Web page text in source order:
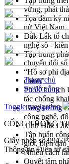
vững, phát
Tọa đàm kỷ
nữ Việt Nam
Đắk Lắk tổ
nghệ số -
Tập trung
chuyển đổi
“Hồ sơ phi
chính”
Phó Chủ tịch
tác chống
Tăng cường
công nghệ,
Tỉnh Đắk Lắk
Tập huấn
giới, biển đảo
Nhiều cách
Quyết tâm
Trang chủ
Sơ đồ cổng
Toggle navigation
CỔNG THÔNG
Giấy phép số 99/
Thông tin Điện tử